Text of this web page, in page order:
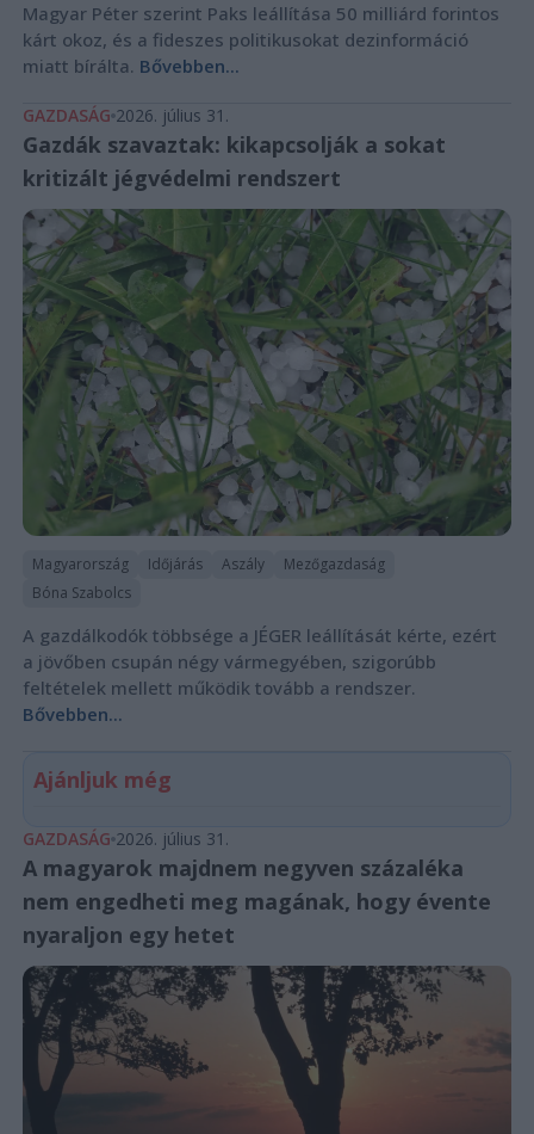
Magyar Péter szerint Paks leállítása 50 milliárd forintos
kárt okoz, és a fideszes politikusokat dezinformáció
miatt bírálta. Bővebben...
GAZDASÁG 2026. július 31.
Gazdák szavaztak: kikapcsolják a sokat
kritizált jégvédelmi rendszert
Magyarország Időjárás Aszály
Mezőgazdaság
Bóna Szabolcs
A gazdálkodók többsége a JÉGER leállítását kérte, ezért
a jövőben csupán négy vármegyében, szigorúbb
feltételek mellett működik tovább a rendszer.
Bővebben...
Ajánljuk még
GAZDASÁG 2026. július 31.
A magyarok majdnem negyven százaléka
nem engedheti meg magának, hogy évente
nyaraljon egy hetet